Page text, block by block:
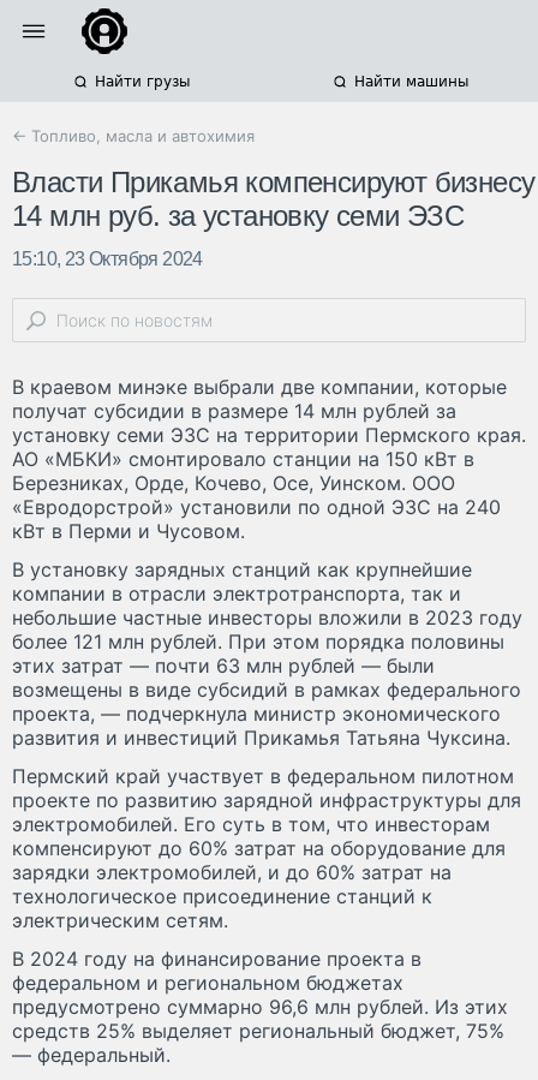
Найти грузы Найти машины
← Топливо, масла и автохимия
Власти Прикамья компенсируют бизнесу
14 млн руб. за установку семи ЭЗС
15:10, 23 Октября 2024
В краевом минэке выбрали две компании, которые
получат субсидии в размере 14 млн рублей за
установку семи ЭЗС на территории Пермского края.
АО «МБКИ» смонтировало станции на 150 кВт в
Березниках, Орде, Кочево, Осе, Уинском. ООО
«Евродорстрой» установили по одной ЭЗС на 240
кВт в Перми и Чусовом.
В установку зарядных станций как крупнейшие
компании в отрасли электротранспорта, так и
небольшие частные инвесторы вложили в 2023 году
более 121 млн рублей. При этом порядка половины
этих затрат — почти 63 млн рублей — были
возмещены в виде субсидий в рамках федерального
проекта, — подчеркнула министр экономического
развития и инвестиций Прикамья Татьяна Чуксина.
Пермский край участвует в федеральном пилотном
проекте по развитию зарядной инфраструктуры для
электромобилей. Его суть в том, что инвесторам
компенсируют до 60% затрат на оборудование для
зарядки электромобилей, и до 60% затрат на
технологическое присоединение станций к
электрическим сетям.
В 2024 году на финансирование проекта в
федеральном и региональном бюджетах
предусмотрено суммарно 96,6 млн рублей. Из этих
средств 25% выделяет региональный бюджет, 75%
— федеральный.